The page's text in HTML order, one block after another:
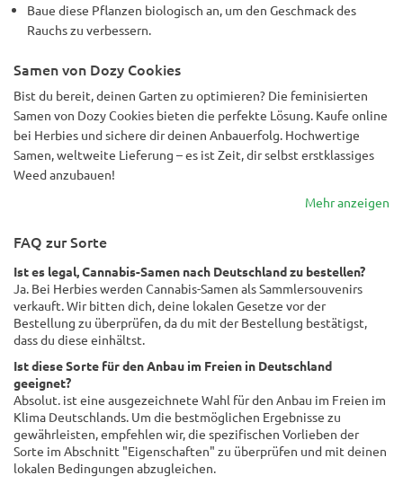
Baue diese Pflanzen biologisch an, um den Geschmack des
Rauchs zu verbessern.
Samen von Dozy Cookies
Bist du bereit, deinen Garten zu optimieren? Die feminisierten
Samen von Dozy Cookies bieten die perfekte Lösung. Kaufe online
bei Herbies und sichere dir deinen Anbauerfolg. Hochwertige
Samen, weltweite Lieferung – es ist Zeit, dir selbst erstklassiges
Weed anzubauen!
Mehr anzeigen
FAQ zur Sorte
Ist es legal, Cannabis-Samen nach Deutschland zu bestellen?
Ja. Bei Herbies werden Cannabis-Samen als Sammlersouvenirs
verkauft. Wir bitten dich, deine lokalen Gesetze vor der
Bestellung zu überprüfen, da du mit der Bestellung bestätigst,
dass du diese einhältst.
Ist diese Sorte für den Anbau im Freien in Deutschland
geeignet?
Absolut. ist eine ausgezeichnete Wahl für den Anbau im Freien im
Klima Deutschlands. Um die bestmöglichen Ergebnisse zu
gewährleisten, empfehlen wir, die spezifischen Vorlieben der
Sorte im Abschnitt "Eigenschaften" zu überprüfen und mit deinen
lokalen Bedingungen abzugleichen.